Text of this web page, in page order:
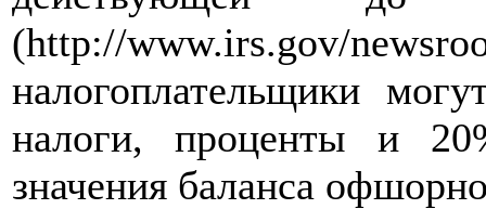
(http://www.irs.gov/
налогоплательщики
налоги, проценты и
значения баланса